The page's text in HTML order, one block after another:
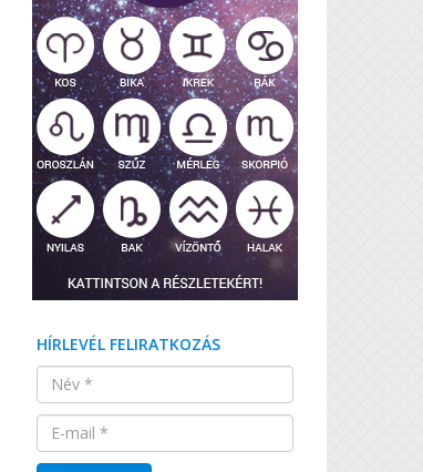
HÍRLEVÉL FELIRATKOZÁS